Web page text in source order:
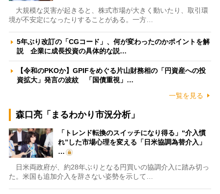
大規模な災害が起きると、株式市場が大きく動いたり、取引環
境が不安定になったりすることがある。一方…
5年ぶり改訂の「CGコード」、何が変わったのかポイントを解
説 企業に成長投資の具体的な説…
【令和のPKOか】GPIFをめぐる片山財務相の「円資産への投
資拡大」発言の波紋 「国債重視」…
一覧を見る
森口亮「まるわかり市況分析」
「トレンド転換のスイッチになり得る」“介入慣
れ”した市場心理を変える「日米協調為替介入」
…
日米両政府が、約28年ぶりとなる円買いの協調介入に踏み切っ
た。米国も追加介入を辞さない姿勢を示して…